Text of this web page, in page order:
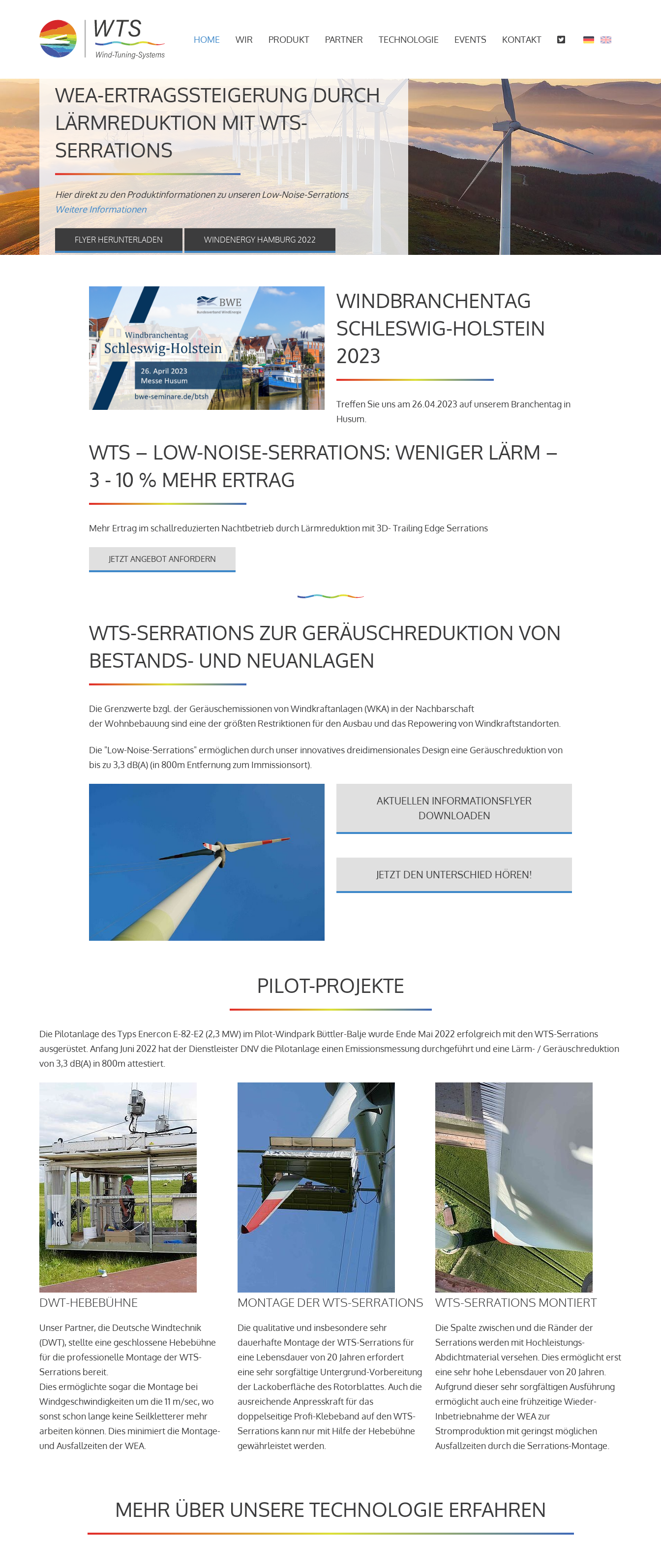
HOME WIR PRODUKT PARTNER TECHNOLOGIE EVENTS KONTAKT
WEA-ERTRAGSSTEIGERUNG DURCH
LÄRMREDUKTION MIT WTS-
SERRATIONS
Hier direkt zu den Produktinformationen zu unseren Low-Noise-Serrations
Weitere Informationen
FLYER HERUNTERLADEN WINDENERGY HAMBURG 2022
WINDBRANCHENTAG
SCHLESWIG-HOLSTEIN
2023
Treffen Sie uns am 26.04.2023 auf unserem Branchentag in
Husum.
WTS – LOW-NOISE-SERRATIONS: WENIGER LÄRM –
3 - 10 % MEHR ERTRAG
Mehr Ertrag im schallreduzierten Nachtbetrieb durch Lärmreduktion mit 3D- Trailing Edge Serrations
JETZT ANGEBOT ANFORDERN
WTS-SERRATIONS ZUR GERÄUSCHREDUKTION VON
BESTANDS- UND NEUANLAGEN
Die Grenzwerte bzgl. der Geräuschemissionen von Windkraftanlagen (WKA) in der Nachbarschaft
der Wohnbebauung sind eine der größten Restriktionen für den Ausbau und das Repowering von Windkraftstandorten.
Die "Low-Noise-Serrations" ermöglichen durch unser innovatives dreidimensionales Design eine Geräuschreduktion von
bis zu 3,3 dB(A) (in 800m Entfernung zum Immissionsort).
AKTUELLEN INFORMATIONSFLYER
DOWNLOADEN
JETZT DEN UNTERSCHIED HÖREN!
PILOT-PROJEKTE
Die Pilotanlage des Typs Enercon E-82-E2 (2,3 MW) im Pilot-Windpark Büttler-Balje wurde Ende Mai 2022 erfolgreich mit den WTS-Serrations
ausgerüstet. Anfang Juni 2022 hat der Dienstleister DNV die Pilotanlage einen Emissionsmessung durchgeführt und eine Lärm- / Geräuschreduktion
von 3,3 dB(A) in 800m attestiert.
DWT-HEBEBÜHNE
Unser Partner, die Deutsche Windtechnik
(DWT), stellte eine geschlossene Hebebühne
für die professionelle Montage der WTS-
Serrations bereit.
Dies ermöglichte sogar die Montage bei
Windgeschwindigkeiten um die 11 m/sec, wo
sonst schon lange keine Seilkletterer mehr
arbeiten können. Dies minimiert die Montage-
und Ausfallzeiten der WEA.
MONTAGE DER WTS-SERRATIONS
Die qualitative und insbesondere sehr
dauerhafte Montage der WTS-Serrations für
eine Lebensdauer von 20 Jahren erfordert
eine sehr sorgfältige Untergrund-Vorbereitung
der Lackoberfläche des Rotorblattes. Auch die
ausreichende Anpresskraft für das
doppelseitige Profi-Klebeband auf den WTS-
Serrations kann nur mit Hilfe der Hebebühne
gewährleistet werden.
WTS-SERRATIONS MONTIERT
Die Spalte zwischen und die Ränder der
Serrations werden mit Hochleistungs-
Abdichtmaterial versehen. Dies ermöglicht erst
eine sehr hohe Lebensdauer von 20 Jahren.
Aufgrund dieser sehr sorgfältigen Ausführung
ermöglicht auch eine frühzeitige Wieder-
Inbetriebnahme der WEA zur
Stromproduktion mit geringst möglichen
Ausfallzeiten durch die Serrations-Montage.
MEHR ÜBER UNSERE TECHNOLOGIE ERFAHREN